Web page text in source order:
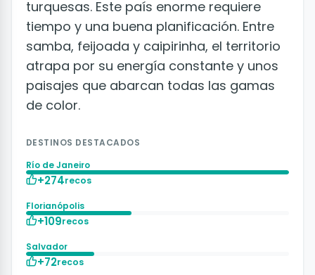
turquesas. Este país enorme requiere
tiempo y una buena planificación. Entre
samba, feijoada y caipirinha, el territorio
atrapa por su energía constante y unos
paisajes que abarcan todas las gamas
de color.
DESTINOS DESTACADOS
Río de Janeiro
+274recos
Florianópolis
+109recos
Salvador
+72recos